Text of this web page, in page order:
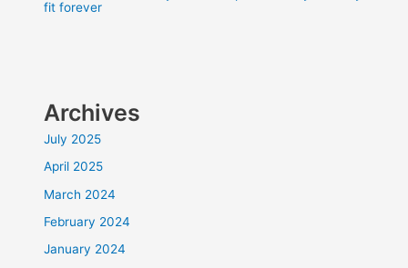
fit forever
Archives
July 2025
April 2025
March 2024
February 2024
January 2024